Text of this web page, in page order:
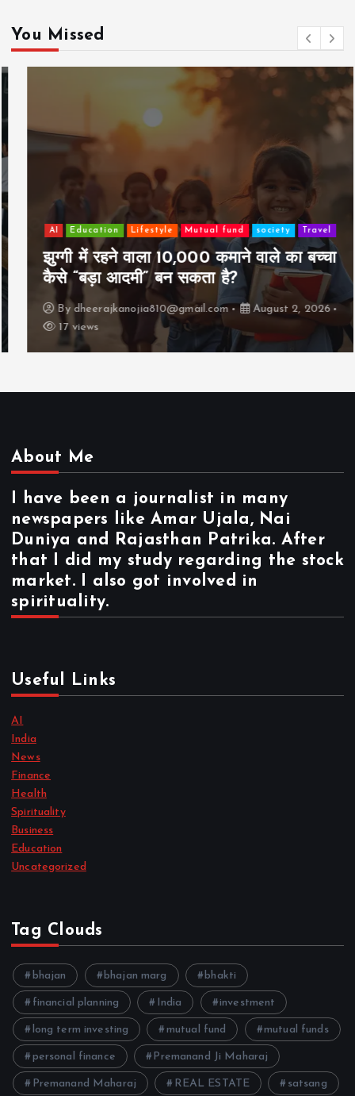
You Missed
Education Lifestyle Mutual fund society Travel
झुग्गी में रहने वाला 10,000 कमाने वाले का बच्चा
कैसे “बड़ा आदमी” बन सकता है?
By dheerajkanojia810@gmail.com
August 2, 2026
17 views
About Me
I have been a journalist in many
newspapers like Amar Ujala, Nai
Duniya and Rajasthan Patrika. After
that I did my study regarding the stock
market. I also got involved in
spirituality.
Useful Links
AI
India
News
Finance
Health
Spirituality
Business
Education
Uncategorized
Tag Clouds
bhajan bhajan marg bhakti
financial planning India investment
long term investing mutual fund mutual funds
personal finance Premanand Ji Maharaj
Premanand Maharaj REAL ESTATE satsang